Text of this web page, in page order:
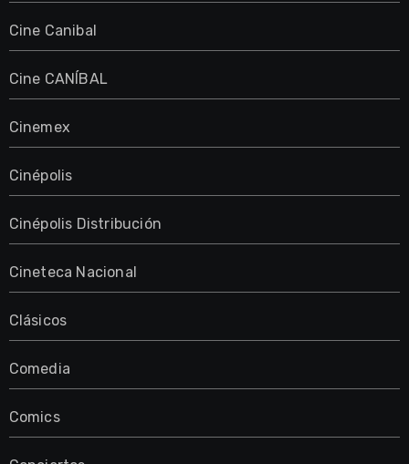
Cine Canibal
Cine CANÍBAL
Cinemex
Cinépolis
Cinépolis Distribución
Cineteca Nacional
Clásicos
Comedia
Comics